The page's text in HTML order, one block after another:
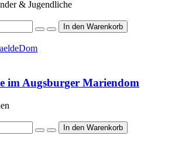
& Jugendliche
im Augsburger Mariendom